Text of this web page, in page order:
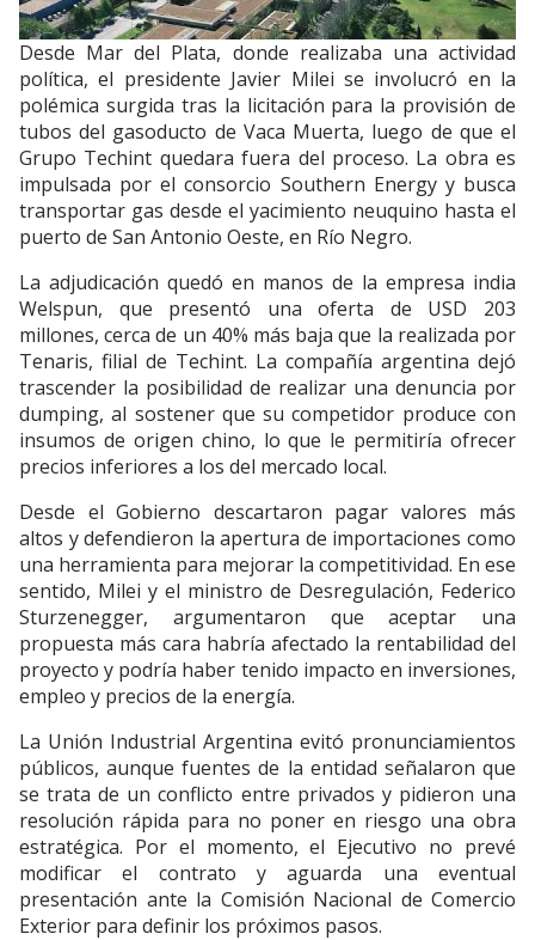
Desde Mar del Plata, donde realizaba una actividad
política, el presidente Javier Milei se involucró en la
polémica surgida tras la licitación para la provisión de
tubos del gasoducto de Vaca Muerta, luego de que el
Grupo Techint quedara fuera del proceso. La obra es
impulsada por el consorcio Southern Energy y busca
transportar gas desde el yacimiento neuquino hasta el
puerto de San Antonio Oeste, en Río Negro.
La adjudicación quedó en manos de la empresa india
Welspun, que presentó una oferta de USD 203
millones, cerca de un 40% más baja que la realizada por
Tenaris, filial de Techint. La compañía argentina dejó
trascender la posibilidad de realizar una denuncia por
dumping, al sostener que su competidor produce con
insumos de origen chino, lo que le permitiría ofrecer
precios inferiores a los del mercado local.
Desde el Gobierno descartaron pagar valores más
altos y defendieron la apertura de importaciones como
una herramienta para mejorar la competitividad. En ese
sentido, Milei y el ministro de Desregulación, Federico
Sturzenegger, argumentaron que aceptar una
propuesta más cara habría afectado la rentabilidad del
proyecto y podría haber tenido impacto en inversiones,
empleo y precios de la energía.
La Unión Industrial Argentina evitó pronunciamientos
públicos, aunque fuentes de la entidad señalaron que
se trata de un conflicto entre privados y pidieron una
resolución rápida para no poner en riesgo una obra
estratégica. Por el momento, el Ejecutivo no prevé
modificar el contrato y aguarda una eventual
presentación ante la Comisión Nacional de Comercio
Exterior para definir los próximos pasos.